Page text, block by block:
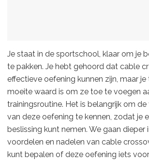
Je staat in de sportschool, klaar om je
te pakken. Je hebt gehoord dat cable
effectieve oefening kunnen zijn, maar
moeite waard is om ze toe te voegen
trainingsroutine. Het is belangrijk om
van deze oefening te kennen, zodat je
beslissing kunt nemen. We gaan dieper
voordelen en nadelen van cable
kunt bepalen of deze oefening iets